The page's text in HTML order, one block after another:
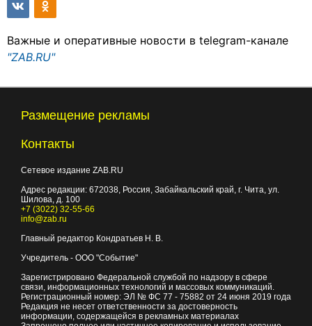
Важные и оперативные новости в telegram-канале
"ZAB.RU"
Размещение рекламы
Контакты
Сетевое издание ZAB.RU
Адрес редакции: 672038, Россия, Забайкальский край, г. Чита, ул.
Шилова, д. 100
+7 (3022) 32-55-66
info@zab.ru
Главный редактор Кондратьев Н. В.
Учредитель - ООО "Событие"
Зарегистрировано Федеральной службой по надзору в сфере
связи, информационных технологий и массовых коммуникаций.
Регистрационный номер: ЭЛ № ФС 77 - 75882 от 24 июня 2019 года
Редакция не несет ответственности за достоверность
информации, содержащейся в рекламных материалах